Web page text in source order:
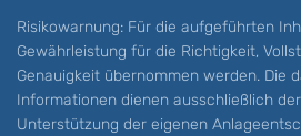
Risikowarnung: Für die aufgeführten
Gewährleistung für die Richtigkeit,
Genauigkeit übernommen werden. Die
Informationen dienen ausschließlich
Unterstützung der eigenen